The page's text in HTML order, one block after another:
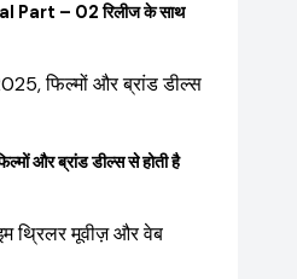
– 02 रिलीज के साथ
और ब्रांड डील्स से होती है